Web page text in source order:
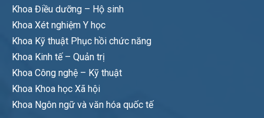
Khoa Điều dưỡng – Hộ sinh
Khoa Xét nghiệm Y học
Khoa Kỹ thuật Phục hồi chức năng
Khoa Kinh tế – Quản trị
Khoa Công nghệ – Kỹ thuật
Khoa Khoa học Xã hội
Khoa Ngôn ngữ và văn hóa quốc tế